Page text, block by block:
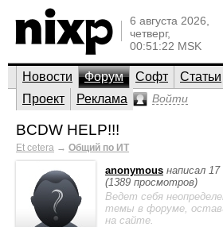
6 августа 2026,
четверг,
00:51:22 MSK
Новости Форум Софт Статьи
Проект
Реклама Войти
BCDW HELP!!!
Et cetera → Общий по ИТ
anonymous написал
(1389 просмотров)
Ведет себя
темы в форуме,
на сайте.